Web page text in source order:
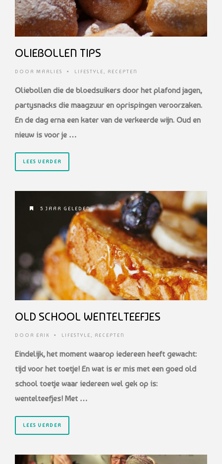
OLIEBOLLEN TIPS
DOOR MARLIES • LIFESTYLE, RECEPTEN
Oliebollen die de bloedsuikers door het plafond jagen,
partysnacks die maagzuur en oprispingen veroorzaken.
En de dag erna een kater van de verkeerde wijn. Oud en
nieuw is voor je …
LEES VERDER
5 JAAR GELEDEN
OLD SCHOOL WENTELTEEFJES
DOOR ERIK • LIFESTYLE, RECEPTEN
Eindelijk, het moment waarop iedereen heeft gewacht:
tijd voor het toetje! En wat is er mis met een goed old
school toetje waar iedereen wel gek op is:
wentelteefjes! Met …
LEES VERDER